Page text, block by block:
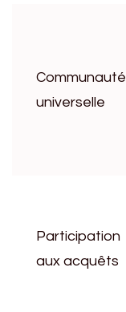
Communauté
universelle
Participation
aux acquêts